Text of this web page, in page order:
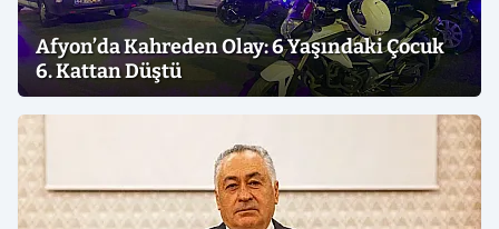
Afyon’da Kahreden Olay: 6 Yaşındaki Çocuk
6. Kattan Düştü